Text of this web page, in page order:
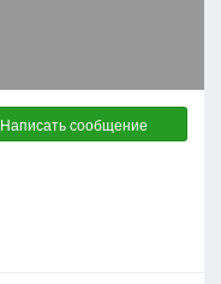
Написать сообщение